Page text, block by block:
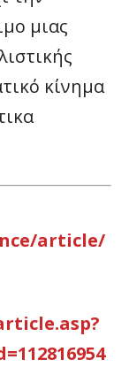
μιας
κίνημα
article/